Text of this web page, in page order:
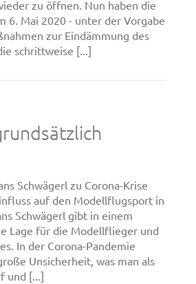
zu öffnen. Nun haben die
6. Mai 2020 - unter der Vorgabe
zur Eindämmung des
schrittweise [...]
Schwägerl zu Corona-Krise
auf den Modellflugsport in
Schwägerl gibt in einem
Lage für die Modellflieger und
In der Corona-Pandemie
Unsicherheit, was man als
und [...]